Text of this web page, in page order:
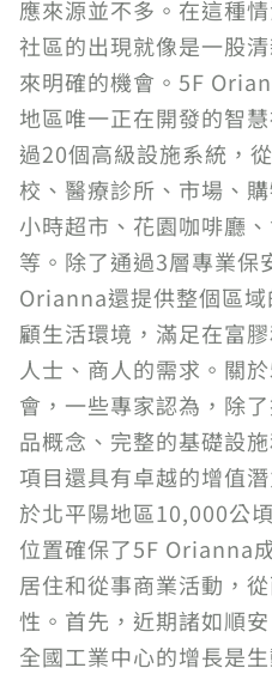
應來源並不多。在這種
社區的出現就像是一股
來明確的機會。5F
地區唯一正在開發的智
過20個高級設施系統，
校、醫療診所、市場、
小時超市、花園咖啡廳
等。除了通過3層專業保
Orianna還提供整個區
顧生活環境，滿足在富
人士、商人的需求。關
會，一些專家認為，除
品概念、完整的基礎設
項目還具有卓越的增值
於北平陽地區10,000公
位置確保了5F Orianna
居住和從事商業活動，
性。首先，近期諸如順
全國工業中心的增長是